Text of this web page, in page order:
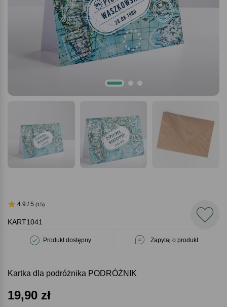
KART1041
Produkt dostępny Zapytaj o produkt
4.9 / 5 (15)
Kartka dla podróżnika PODRÓŻNIK
19,90 zł